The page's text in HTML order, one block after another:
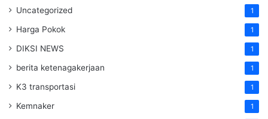
Uncategorized 1
Harga Pokok 1
DIKSI NEWS 1
berita ketenagakerjaan 1
K3 transportasi 1
Kemnaker 1